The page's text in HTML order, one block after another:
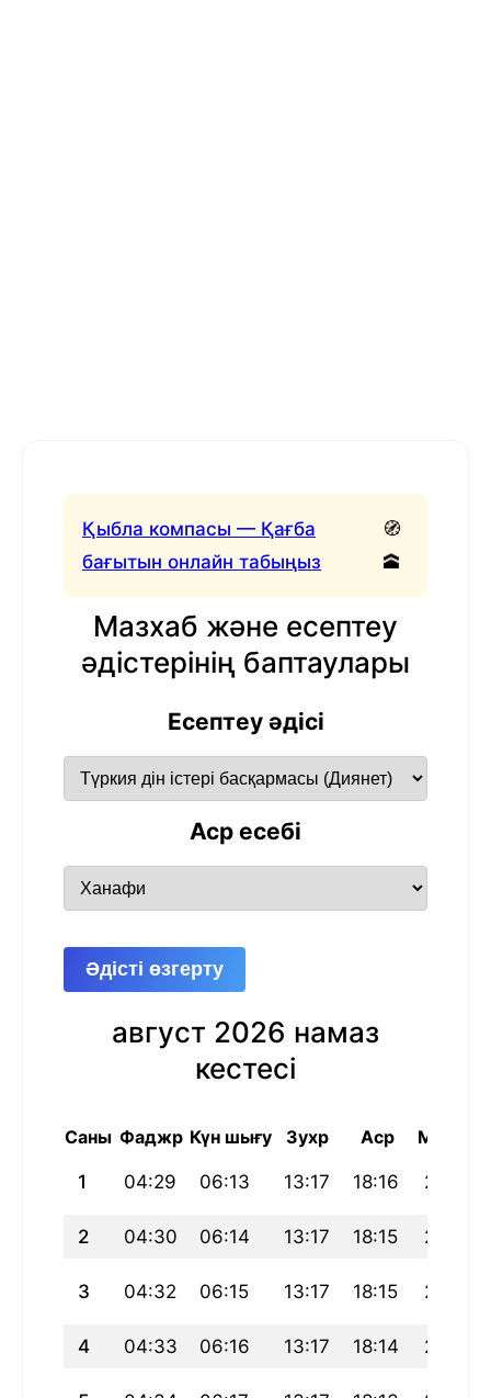
Қыбла компасы — Қағба
бағытын онлайн табыңыз
🧭
🕋
Мазхаб және есептеу
әдістерінің баптаулары
Есептеу әдісі
Аср есебі
Әдісті өзгерту
август 2026 намаз
кестесі
Саны Фаджр Күн шығу Зухр Аср Магриб
1 04:29 06:13 13:17 18:16 20:21
2 04:30 06:14 13:17 18:15 20:20
3 04:32 06:15 13:17 18:15 20:19
4 04:33 06:16 13:17 18:14 20:18